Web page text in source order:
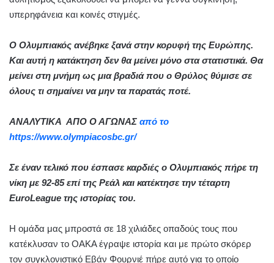
υπερηφάνεια και κοινές στιγμές.
Ο Ολυμπιακός ανέβηκε ξανά στην κορυφή της Ευρώπης.
Και αυτή η κατάκτηση δεν θα μείνει μόνο στα στατιστικά. Θα
μείνει στη μνήμη ως μια βραδιά που ο Θρύλος θύμισε σε
όλους τι σημαίνει να μην τα παρατάς ποτέ.
ΑΝΑΛΥΤΙΚΑ ΑΠΟ Ο ΑΓΩΝΑΣ από το
https://www.olympiacosbc.gr/
Σε έναν τελικό που έσπασε καρδιές ο Ολυμπιακός πήρε τη
νίκη με 92-85 επί της Ρεάλ και κατέκτησε την τέταρτη
EuroLeague της ιστορίας του.
Η ομάδα μας μπροστά σε 18 χιλιάδες οπαδούς τους που
κατέκλυσαν το ΟΑΚΑ έγραψε ιστορία και με πρώτο σκόρερ
τον συγκλονιστικό Εβάν Φουρνιέ πήρε αυτό για το οποίο